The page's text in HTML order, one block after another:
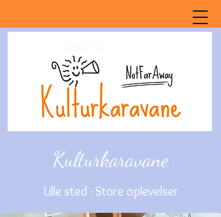
Kulturkaravane
Lille sted - Store oplevelser